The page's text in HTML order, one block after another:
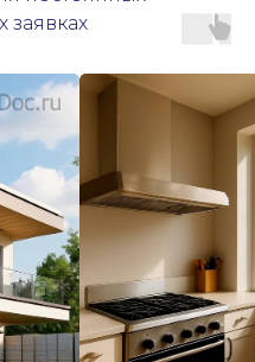
заявках